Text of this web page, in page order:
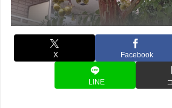
X Facebook
LINE